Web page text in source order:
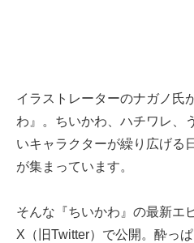
イラストレーターのナガノ氏
わ』。ちいかわ、ハチワレ、
いキャラクターが繰り広げる
が集まっています。
そんな『ちいかわ』の最新エ
X（旧Twitter）で公開。酔っ